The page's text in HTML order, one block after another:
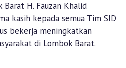
H. Fauzan Khalid
kasih kepada semua Tim SID
bekerja meningkatkan
di Lombok Barat.